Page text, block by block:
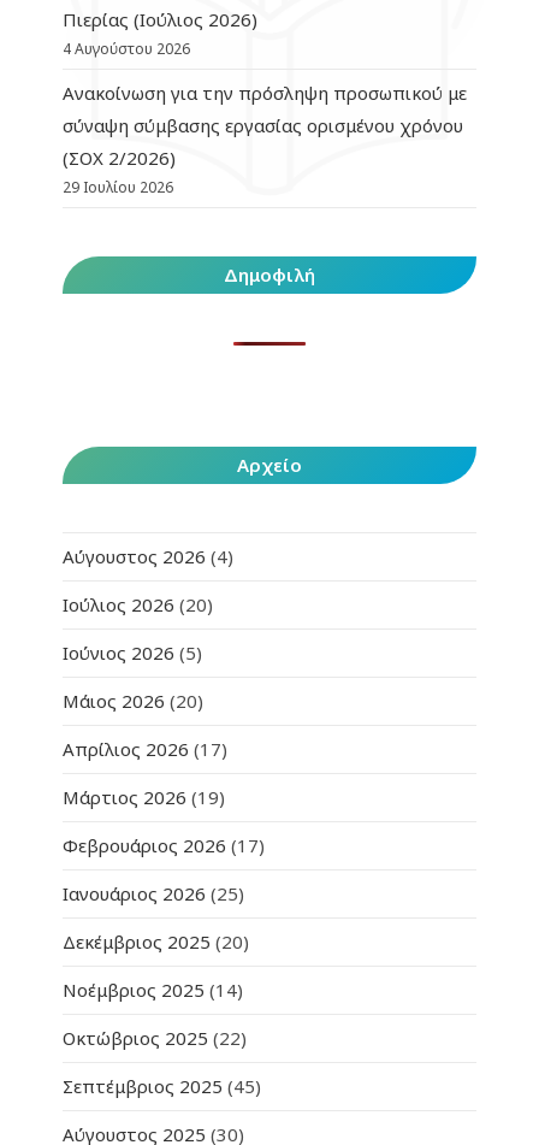
Πιερίας (Ιούλιος 2026)
4 Αυγούστου 2026
Ανακοίνωση για την πρόσληψη προσωπικού με
σύναψη σύμβασης εργασίας ορισμένου χρόνου
(ΣΟΧ 2/2026)
29 Ιουλίου 2026
Δημοφιλή
Αρχείο
Αύγουστος 2026 (4)
Ιούλιος 2026 (20)
Ιούνιος 2026 (5)
Μάιος 2026 (20)
Απρίλιος 2026 (17)
Μάρτιος 2026 (19)
Φεβρουάριος 2026 (17)
Ιανουάριος 2026 (25)
Δεκέμβριος 2025 (20)
Νοέμβριος 2025 (14)
Οκτώβριος 2025 (22)
Σεπτέμβριος 2025 (45)
Αύγουστος 2025 (30)